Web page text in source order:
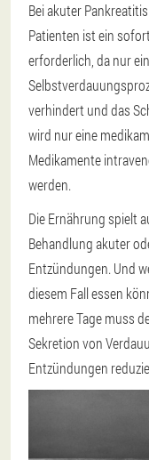
Bei akuter
Patienten ist ein
erforderlich, da nur
verhindert und das
wird nur eine
Medikamente
werden.
Die Ernährung spielt
Behandlung akuter
Entzündungen. Und
diesem Fall essen
mehrere Tage muss
Sekretion von
Entzündungen